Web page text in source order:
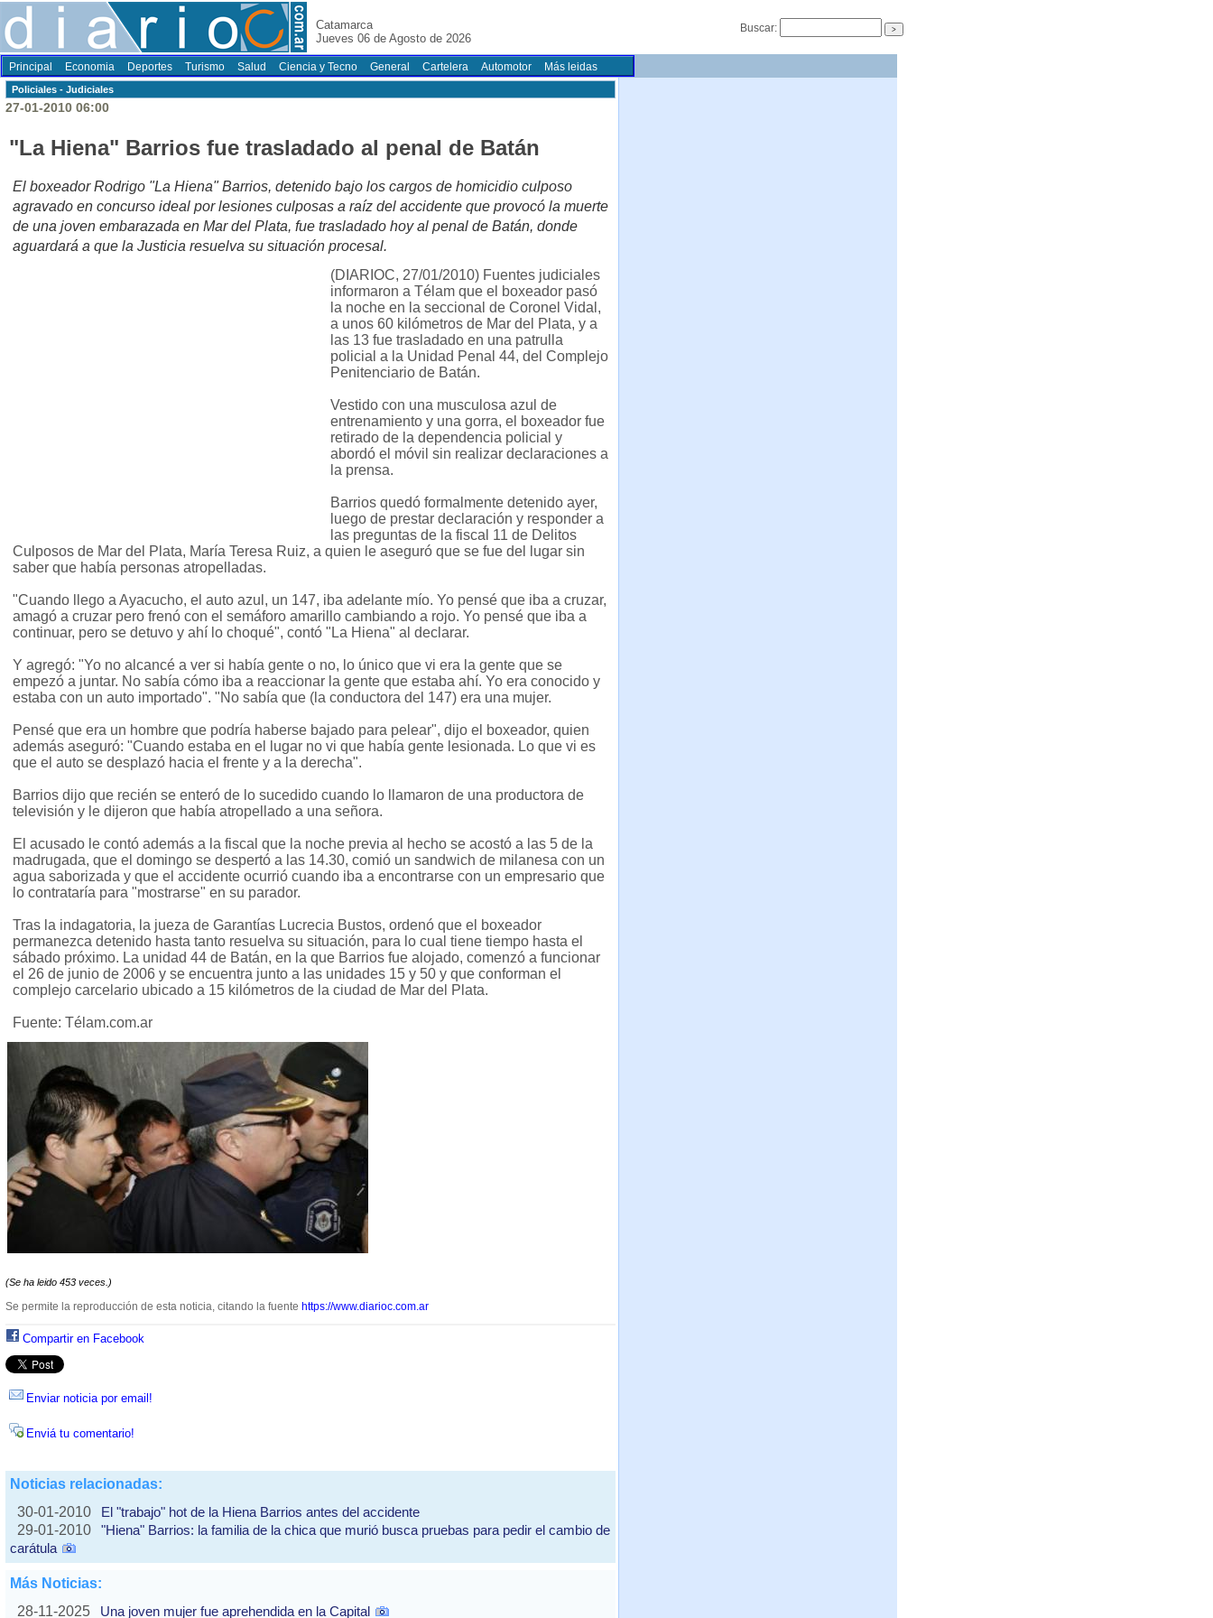
Catamarca
Jueves 06 de Agosto de 2026
Buscar:
Principal Economia Deportes Turismo Salud Ciencia y Tecno General Cartelera Automotor Más leidas
Policiales - Judiciales
27-01-2010 06:00
"La Hiena" Barrios fue trasladado al penal de Batán
El boxeador Rodrigo "La Hiena" Barrios, detenido bajo los cargos de homicidio culposo
agravado en concurso ideal por lesiones culposas a raíz del accidente que provocó la muerte
de una joven embarazada en Mar del Plata, fue trasladado hoy al penal de Batán, donde
aguardará a que la Justicia resuelva su situación procesal.
(DIARIOC, 27/01/2010) Fuentes judiciales
informaron a Télam que el boxeador pasó
la noche en la seccional de Coronel Vidal,
a unos 60 kilómetros de Mar del Plata, y a
las 13 fue trasladado en una patrulla
policial a la Unidad Penal 44, del Complejo
Penitenciario de Batán.
Vestido con una musculosa azul de
entrenamiento y una gorra, el boxeador fue
retirado de la dependencia policial y
abordó el móvil sin realizar declaraciones a
la prensa.
Barrios quedó formalmente detenido ayer,
luego de prestar declaración y responder a
las preguntas de la fiscal 11 de Delitos
Culposos de Mar del Plata, María Teresa Ruiz, a quien le aseguró que se fue del lugar sin
saber que había personas atropelladas.
"Cuando llego a Ayacucho, el auto azul, un 147, iba adelante mío. Yo pensé que iba a cruzar,
amagó a cruzar pero frenó con el semáforo amarillo cambiando a rojo. Yo pensé que iba a
continuar, pero se detuvo y ahí lo choqué", contó "La Hiena" al declarar.
Y agregó: "Yo no alcancé a ver si había gente o no, lo único que vi era la gente que se
empezó a juntar. No sabía cómo iba a reaccionar la gente que estaba ahí. Yo era conocido y
estaba con un auto importado". "No sabía que (la conductora del 147) era una mujer.
Pensé que era un hombre que podría haberse bajado para pelear", dijo el boxeador, quien
además aseguró: "Cuando estaba en el lugar no vi que había gente lesionada. Lo que vi es
que el auto se desplazó hacia el frente y a la derecha".
Barrios dijo que recién se enteró de lo sucedido cuando lo llamaron de una productora de
televisión y le dijeron que había atropellado a una señora.
El acusado le contó además a la fiscal que la noche previa al hecho se acostó a las 5 de la
madrugada, que el domingo se despertó a las 14.30, comió un sandwich de milanesa con un
agua saborizada y que el accidente ocurrió cuando iba a encontrarse con un empresario que
lo contrataría para "mostrarse" en su parador.
Tras la indagatoria, la jueza de Garantías Lucrecia Bustos, ordenó que el boxeador
permanezca detenido hasta tanto resuelva su situación, para lo cual tiene tiempo hasta el
sábado próximo. La unidad 44 de Batán, en la que Barrios fue alojado, comenzó a funcionar
el 26 de junio de 2006 y se encuentra junto a las unidades 15 y 50 y que conforman el
complejo carcelario ubicado a 15 kilómetros de la ciudad de Mar del Plata.
Fuente: Télam.com.ar
(Se ha leido 453 veces.)
Se permite la reproducción de esta noticia, citando la fuente https://www.diarioc.com.ar
Compartir en Facebook
Enviar noticia por email!
Enviá tu comentario!
Noticias relacionadas:
30-01-2010
El "trabajo" hot de la Hiena Barrios antes del accidente
29-01-2010
"Hiena" Barrios: la familia de la chica que murió busca pruebas para pedir el cambio de
carátula
Más Noticias:
28-11-2025
Una joven mujer fue aprehendida en la Capital